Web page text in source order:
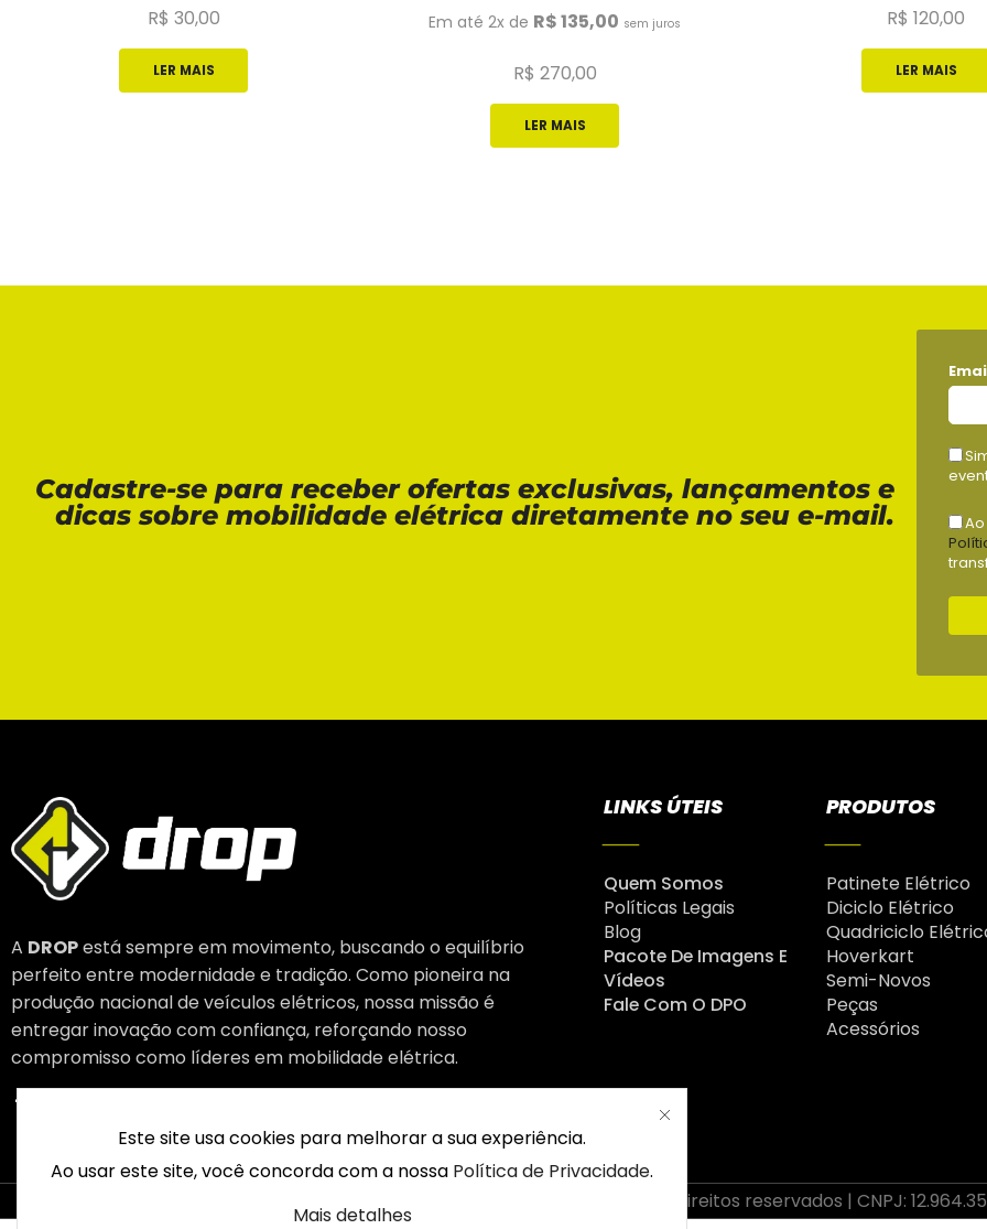
R$ 30,00
LER MAIS
Em até 2x de R$135,00 sem juros
R$ 270,00
LER MAIS
R$ 120,00
LER MAIS
Cadastre-se para receber ofertas exclusivas, lançamentos e
dicas sobre mobilidade elétrica diretamente no seu e-mail.
A DROPestá sempre em movimento, buscando o equilíbrio
perfeito entre modernidade e tradição. Como pioneira na
produção nacional de veículos elétricos, nossa missão é
entregar inovação com confiança, reforçando nosso
compromisso como líderes em mobilidade elétrica.
LINKS ÚTEIS
Quem Somos
Políticas Legais
Blog
Pacote De Imagens E
Vídeos
Fale Com O DPO
PRODUTOS
Patinete Elétrico
Diciclo Elétrico
Quadriciclo
Hoverkart
Semi-Novos
Peças
Acessórios
© 2003 – 2026 Drop | Todos os direitos reservados | CNPJ:
Este site usa cookies para melhorar a sua experiência.
Ao usar este site, você concorda com a nossa Política de Privacidade.
Mais detalhes